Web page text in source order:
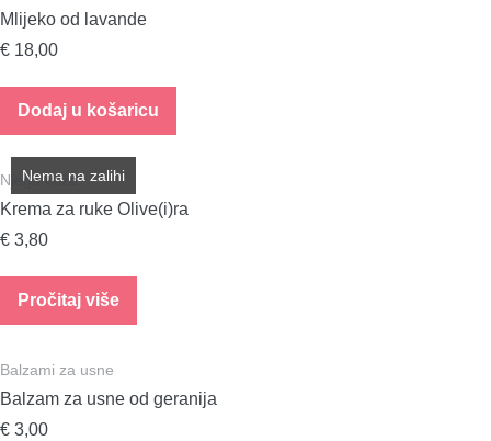
Mlijeko od lavande
€ 18,00
Dodaj u košaricu
Nema na zalihi
Njega kože
Krema za ruke Olive(i)ra
€ 3,80
Pročitaj više
Balzami za usne
Balzam za usne od geranija
€ 3,00